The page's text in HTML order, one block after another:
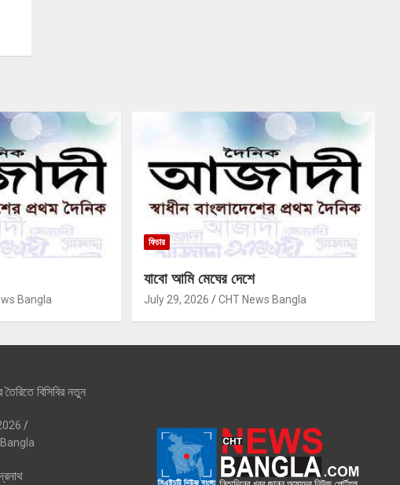
Bangla
ফিচার
যাবো আমি মেঘের দেশে
July 29, 2026 CHT News Bangla
তৈরিতে বিসিবির নতুন